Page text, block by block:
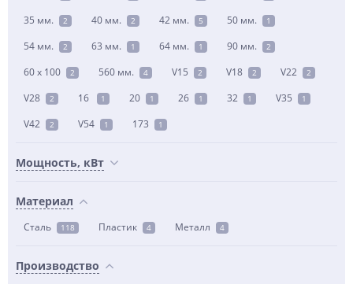
35 мм. 2 40 мм. 2 42 мм. 5 50 мм. 1
54 мм. 2 63 мм. 1 64 мм. 1 90 мм. 2
60 x 100 2 560 мм. 4 V15 2 V18 2 V22 2
V28 2 16 1 20 1 26 1 32 1 V35 1
V42 2 V54 1 173 1
Мощность, кВт
Материал
Сталь 118 Пластик 4 Металл 4
Производство